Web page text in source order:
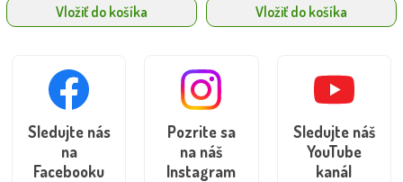
Vložiť do košíka Vložiť do košíka
Sledujte nás
na
Facebooku
Pozrite sa
na náš
Instagram
Sledujte náš
YouTube
kanál